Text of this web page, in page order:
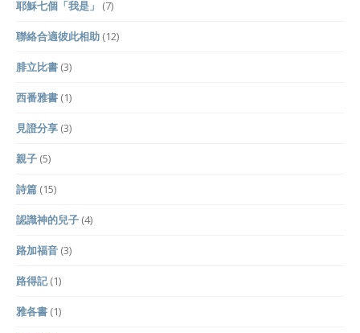
耶穌七個「我是」 (7)
聯絡合適彼此相助 (12)
腓立比書 (3)
西番雅書 (1)
見證分享 (3)
親子 (5)
詩篇 (15)
認識神的兒子 (4)
路加福音 (3)
路得記(1)
雅各書 (1)